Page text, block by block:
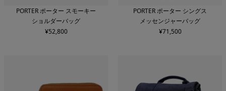
PORTER ポーター スモーキー
ショルダーバッグ
¥52,800
PORTER ポーター シングス
メッセンジャーバッグ
¥71,500